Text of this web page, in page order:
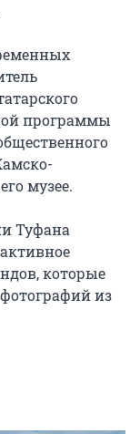
программы
музее.
Туфана
которые
из